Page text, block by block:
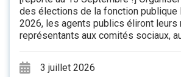
des élections de la fonction publique
2026, les agents publics éliront leurs
représentants aux comités sociaux,
3 juillet 2026